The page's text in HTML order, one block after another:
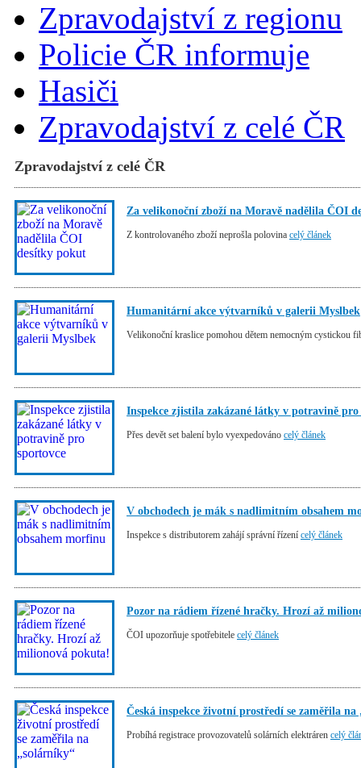
Zpravodajství z regionu
Policie ČR informuje
Hasiči
Zpravodajství z celé ČR
Zpravodajství z celé ČR
Za velikonoční zboží na Moravě nadělila ČOI
Z kontrolovaného zboží neprošla polovina celý článek
Humanitární akce výtvarníků v galerii Myslbek
Velikonoční kraslice pomohou dětem nemocným cystickou
Inspekce zjistila zakázané látky v potravině pro
Přes devět set balení bylo vyexpedováno celý článek
V obchodech je mák s nadlimitním obsahem
Inspekce s distributorem zahájí správní řízení celý článek
Pozor na rádiem řízené hračky. Hrozí až
ČOI upozorňuje spotřebitele celý článek
Česká inspekce životní prostředí se zaměřila na
Probíhá registrace provozovatelů solárních elektráren celý